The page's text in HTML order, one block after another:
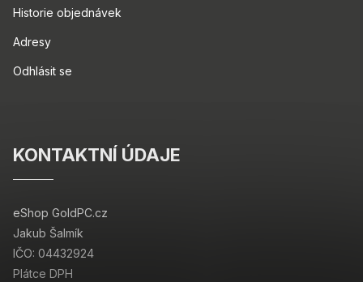
Historie objednávek
Adresy
Odhlásit se
KONTAKTNÍ ÚDAJE
eShop GoldPC.cz
Jakub Šalmík
IČO: 04432924
Plátce DPH